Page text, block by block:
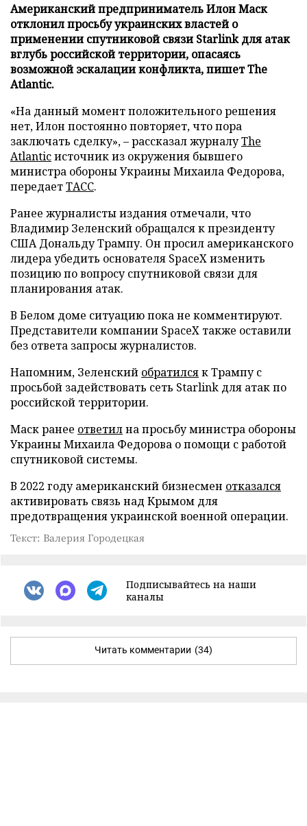
Американский предприниматель Илон Маск
отклонил просьбу украинских властей о
применении спутниковой связи Starlink для атак
вглубь российской территории, опасаясь
возможной эскалации конфликта, пишет The
Atlantic.
«На данный момент положительного решения
нет, Илон постоянно повторяет, что пора
заключать сделку», – рассказал журналуThe
Atlanticисточник из окружения бывшего
министра обороны Украины Михаила Федорова,
передаетТАСС.
Ранее журналисты издания отмечали, что
Владимир Зеленский обращался к президенту
США Дональду Трампу. Он просил американского
лидера убедить основателя SpaceX изменить
позицию по вопросу спутниковой связи для
планирования атак.
В Белом доме ситуацию пока не комментируют.
Представители компании SpaceX также оставили
без ответа запросы журналистов.
Напомним, Зеленский обратилсяк Трампу с
просьбой задействовать сеть Starlink для атак по
российской территории.
Маск ранее ответилна просьбу министра обороны
Украины Михаила Федорова о помощи с работой
спутниковой системы.
В 2022 году американский бизнесмен отказался
активировать связь над Крымом для
предотвращения украинской военной операции.
Текст: Валерия Городецкая
Подписывайтесь на наши
каналы
Читать комментарии (34)